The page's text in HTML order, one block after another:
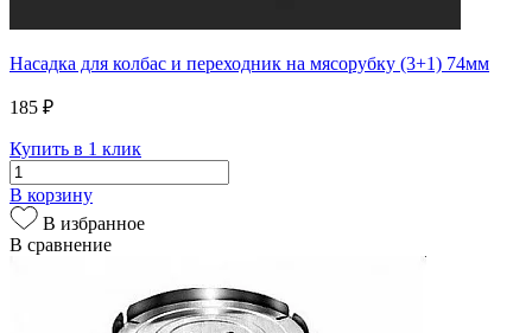
Насадка для колбас и переходник на мясорубку (3+1) 74мм
185 ₽
Купить в 1 клик
В корзину
В избранное
В сравнение